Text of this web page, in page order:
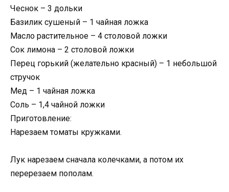
Чеснок – 3 дольки
Базилик сушеный – 1 чайная ложка
Масло растительное – 4 столовой ложки
Сок лимона – 2 столовой ложки
Перец горький (желательно красный) – 1 небольшой
стручок
Мед – 1 чайная ложка
Соль – 1,4 чайной ложки
Приготовление:
Нарезаем томаты кружками.
Лук нарезаем сначала колечками, а потом их
перерезаем пополам.